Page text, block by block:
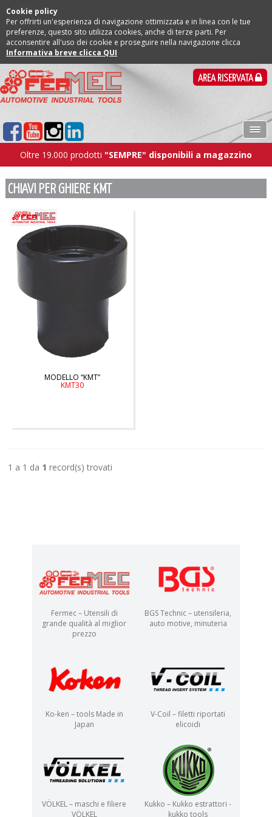
Cookie policy
Per offrirti un'esperienza di navigazione ottimizzata e in linea con le tue
preferenze, questo sito utilizza cookies, anche di terze parti. Per
acconsentire all'uso dei cookie e proseguire nella navigazione clicca
Informativa breve clicca QUI
AREA RISERVATA
Oltre 19.000 prodotti "SEMPRE" disponibili a magazzino
CHIAVI PER GHIERE KMT
MODELLO “KMT”
KMT30
1 a 1 da 1 record(s) trovati
Fermec – Utensili di
grande qualità al miglior
prezzo
BGS Technic – utensileria,
auto motive, minuteria
Ko-ken – tools Made in
Japan
V-Coil – filetti riportati
elicoidi
VÖLKEL – maschi e filiere
VÖLKEL
Kukko – Kukko estrattori -
kukko tools